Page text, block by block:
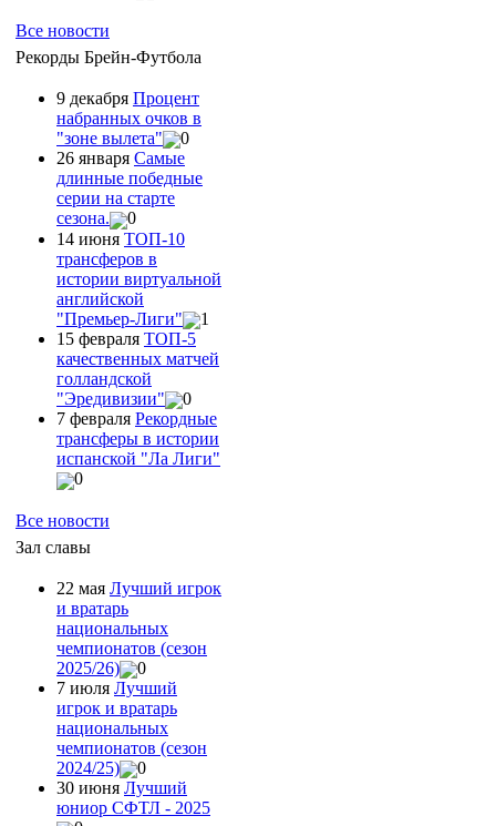
Все новости
Рекорды Брейн-Футбола
9 декабря Процент
набранных очков в
"зоне вылета"
0
26 января Самые
длинные победные
серии на старте
сезона.
0
14 июня ТОП-10
трансферов в
истории виртуальной
английской
"Премьер-Лиги"
1
15 февраля ТОП-5
качественных матчей
голландской
"Эредивизии"
0
7 февраля Рекордные
трансферы в истории
испанской "Ла Лиги"
0
Все новости
Зал славы
22 мая Лучший игрок
и вратарь
национальных
чемпионатов (сезон
2025/26)
0
7 июля Лучший
игрок и вратарь
национальных
чемпионатов (сезон
2024/25)
0
30 июня Лучший
юниор СФТЛ - 2025